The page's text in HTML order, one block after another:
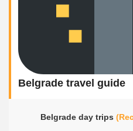
Belgrade travel guide
Belgrade day trips